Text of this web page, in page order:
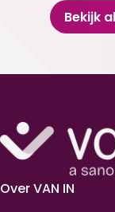
Bekijk
Over VAN IN